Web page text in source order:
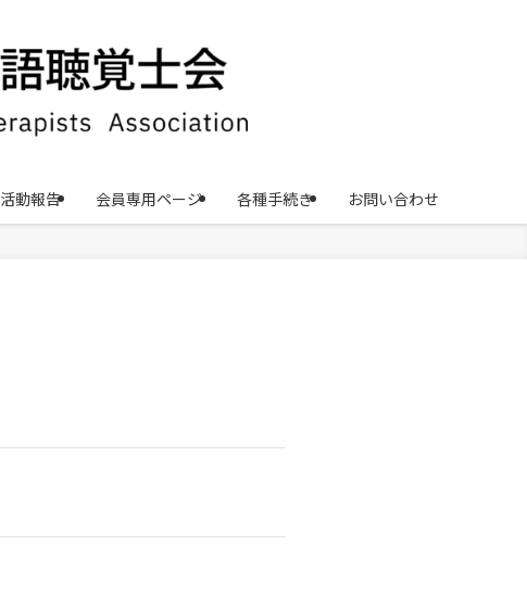
活動報告 会員専用ページ 各種手続き お問い合わせ